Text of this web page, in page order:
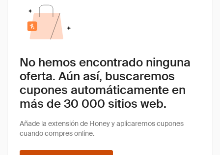
No hemos encontrado ninguna
oferta. Aún así, buscaremos
cupones automáticamente en
más de 30 000 sitios web.
Añade la extensión de Honey y aplicaremos cupones
cuando compres online.